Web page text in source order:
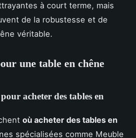
à court terme, mais
de la robustesse et de
véritable.
une table en chêne
acheter des tables en
où acheter des tables en
spécialisées comme Meuble